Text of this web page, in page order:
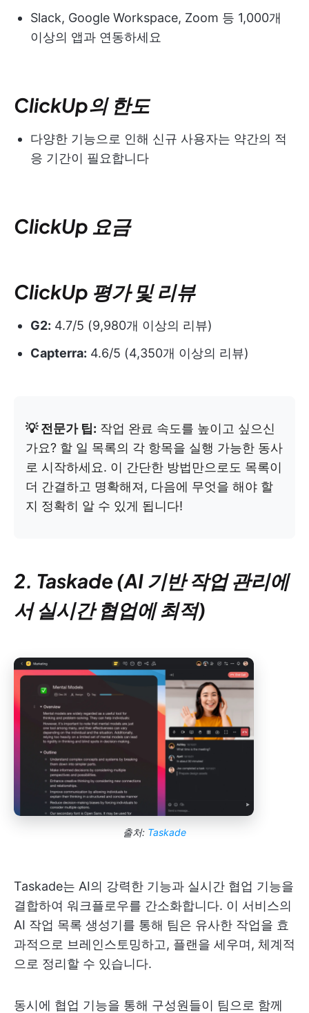
Slack, Google Workspace, Zoom 등 1,000개
이상의 앱과 연동하세요
ClickUp의 한도
다양한 기능으로 인해 신규 사용자는 약간의 적
응 기간이 필요합니다
ClickUp 요금
ClickUp 평가 및 리뷰
G2: 4.7/5 (9,980개 이상의 리뷰)
Capterra: 4.6/5 (4,350개 이상의 리뷰)
💡 전문가 팁: 작업 완료 속도를 높이고 싶으신
가요? 할 일 목록의 각 항목을 실행 가능한 동사
로 시작하세요. 이 간단한 방법만으로도 목록이
더 간결하고 명확해져, 다음에 무엇을 해야 할
지 정확히 알 수 있게 됩니다!
2. Taskade (AI 기반 작업 관리에
서 실시간 협업에 최적)
출처: Taskade
Taskade는 AI의 강력한 기능과 실시간 협업 기능을
결합하여 워크플로우를 간소화합니다. 이 서비스의
AI 작업 목록 생성기를 통해 팀은 유사한 작업을 효
과적으로 브레인스토밍하고, 플랜을 세우며, 체계적
으로 정리할 수 있습니다.
동시에 협업 기능을 통해 구성원들이 팀으로 함께